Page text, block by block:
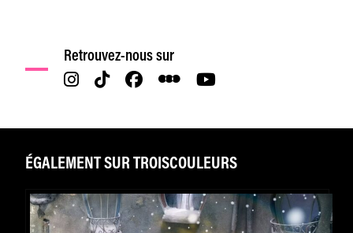
Retrouvez-nous sur
ÉGALEMENT SUR TROISCOULEURS